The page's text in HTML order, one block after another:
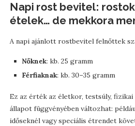
Napi rost bevitel:
ételek… de mekkora
A napi ajánlott rostbevitel felnőttek
Nőknek: kb. 25 gramm
Férfiaknak: kb. 30–35 gramm
Ez az érték az életkor, testsúly,
állapot függvényében változhat:
időseknél vagy speciális étrendet